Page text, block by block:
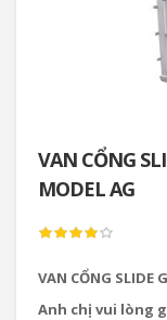
VAN CỔNG
MODEL AG
VAN CỔNG SLIDE
Anh chị vui lòng